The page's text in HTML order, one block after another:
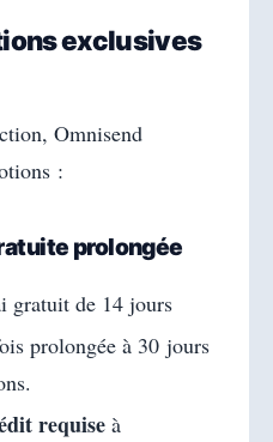
exclusives
Omnisend
:
prolongée
gratuit de 14 jours
prolongée à 30 jours
requise à